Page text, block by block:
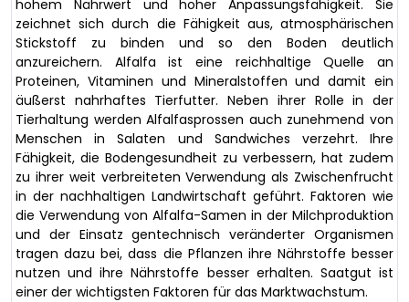
hohem Nährwert und hoher Anpassungsfähigkeit. Sie
zeichnet sich durch die Fähigkeit aus, atmosphärischen
Stickstoff zu binden und so den Boden deutlich
anzureichern. Alfalfa ist eine reichhaltige Quelle an
Proteinen, Vitaminen und Mineralstoffen und damit ein
äußerst nahrhaftes Tierfutter. Neben ihrer Rolle in der
Tierhaltung werden Alfalfasprossen auch zunehmend von
Menschen in Salaten und Sandwiches verzehrt. Ihre
Fähigkeit, die Bodengesundheit zu verbessern, hat zudem
zu ihrer weit verbreiteten Verwendung als Zwischenfrucht
in der nachhaltigen Landwirtschaft geführt. Faktoren wie
die Verwendung von Alfalfa-Samen in der Milchproduktion
und der Einsatz gentechnisch veränderter Organismen
tragen dazu bei, dass die Pflanzen ihre Nährstoffe besser
nutzen und ihre Nährstoffe besser erhalten. Saatgut ist
einer der wichtigsten Faktoren für das Marktwachstum.